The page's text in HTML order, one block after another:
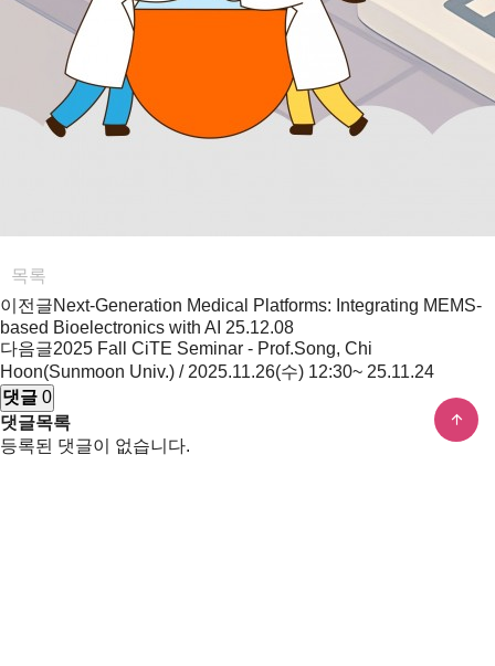
목록
이전글Next-Generation Medical Platforms: Integrating MEMS-
based Bioelectronics with AI 25.12.08
다음글2025 Fall CiTE Seminar - Prof.Song, Chi
Hoon(Sunmoon Univ.) / 2025.11.26(수) 12:30~ 25.11.24
댓글 0
댓글목록
등록된 댓글이 없습니다.